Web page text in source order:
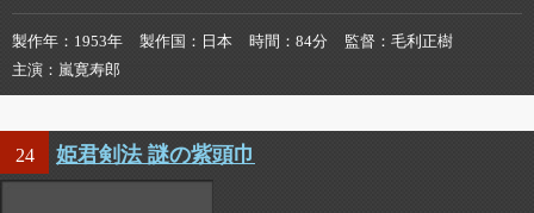
製作年 1953年 製作国 日本 時間 84分 監督
毛利正樹
主演
嵐寛寿郎
24 姫君剣法 謎の紫頭巾